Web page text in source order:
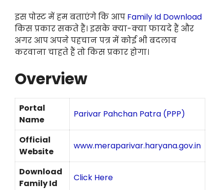
इस पोस्ट में हम बताएंगे कि आप Family Id Download
किस प्रकार सकते हैं। इसके क्या-क्या फायदे हैं और
अगर आप अपने पहचान पत्र में कोई भी बदलाव
करवाना चाहते हैं तो किस प्रकार होगा।
Overview
Portal
Name
Parivar Pahchan Patra (PPP)
Official
Website
www.meraparivar.haryana.gov.in
Download
Family Id
Click Here